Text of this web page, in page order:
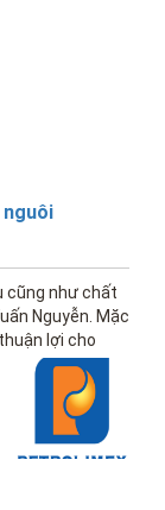
nguôi
cũng như chất
Nguyễn. Mặc
lợi cho